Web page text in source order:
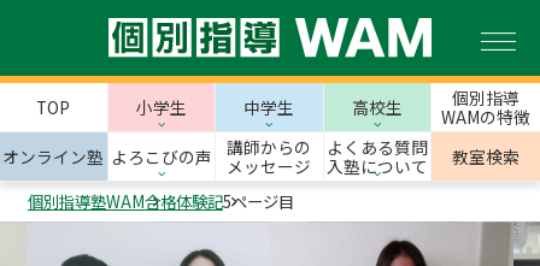
TOP 小学生 中学生 高校生
個別指導
WAMの特徴
オンライン塾 よろこびの声
講師からの
メッセージ
よくある質問
入塾について
教室検索
個別指導塾WAM合格体験記5ページ目